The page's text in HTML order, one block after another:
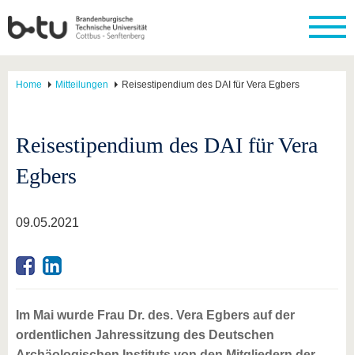
Home Mitteilungen Reisestipendium des DAI für Vera Egbers
Reisestipendium des DAI für Vera
Egbers
09.05.2021
Im Mai wurde Frau Dr. des. Vera Egbers auf der
ordentlichen Jahressitzung des Deutschen